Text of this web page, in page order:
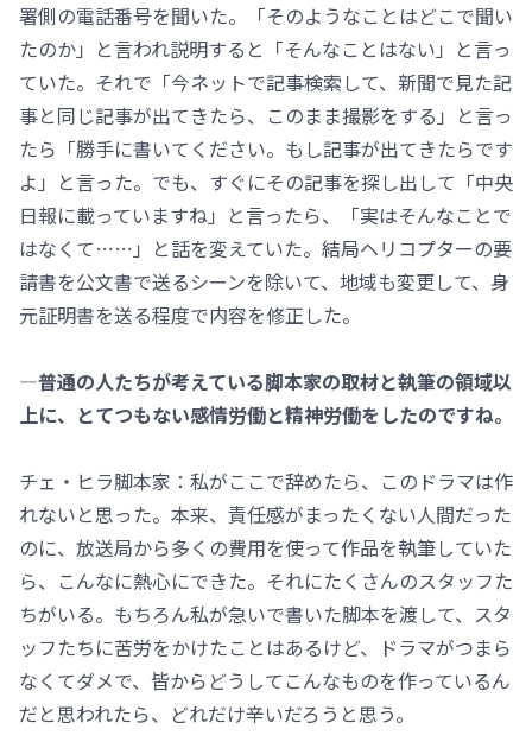
署側の電話番号を聞いた。「そのようなことはどこで聞い
たのか」と言われ説明すると「そんなことはない」と言っ
ていた。それで「今ネットで記事検索して、新聞で見た記
事と同じ記事が出てきたら、このまま撮影をする」と言っ
たら「勝手に書いてください。もし記事が出てきたらです
よ」と言った。でも、すぐにその記事を探し出して「中央
日報に載っていますね」と言ったら、「実はそんなことで
はなくて……」と話を変えていた。結局ヘリコプターの要
請書を公文書で送るシーンを除いて、地域も変更して、身
元証明書を送る程度で内容を修正した。
―普通の人たちが考えている脚本家の取材と執筆の領域以
上に、とてつもない感情労働と精神労働をしたのですね。
チェ・ヒラ脚本家：私がここで辞めたら、このドラマは作
れないと思った。本来、責任感がまったくない人間だった
のに、放送局から多くの費用を使って作品を執筆していた
ら、こんなに熱心にできた。それにたくさんのスタッフた
ちがいる。もちろん私が急いで書いた脚本を渡して、スタ
ッフたちに苦労をかけたことはあるけど、ドラマがつまら
なくてダメで、皆からどうしてこんなものを作っているん
だと思われたら、どれだけ辛いだろうと思う。